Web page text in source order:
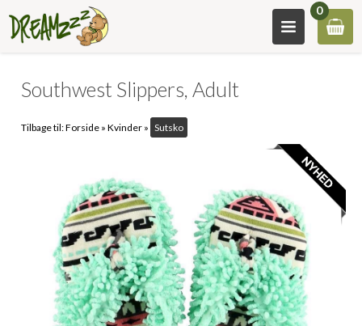
0
Southwest Slippers, Adult
Tilbage til:Forside »Kvinder » Sutsko